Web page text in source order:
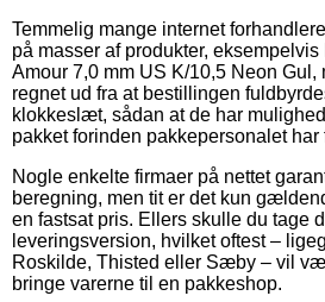
Temmelig mange internet
på masser af produkter,
Amour 7,0 mm US K/10,5 Neon Gul,
regnet ud fra at bestillingen
klokkeslæt, sådan at de har
pakket forinden pakkepersonalet har
Nogle enkelte firmaer på nettet
beregning, men tit er det kun
en fastsat pris. Ellers skulle du tage
leveringsversion, hvilket oftest –
Roskilde, Thisted eller Sæby – vil
bringe varerne til en pakkeshop.